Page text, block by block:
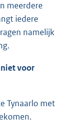
meerdere
iedere
namelijk
voor
Tynaarlo met